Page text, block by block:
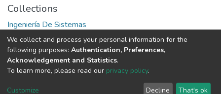
Collections
Ingeniería De Sistemas
Full item page
DSpace software copyright © 2002-2026
Cookie
End User
Send
We collect and process your personal information for the
following purposes: Authentication, Preferences,
Acknowledgement and Statistics.
To learn more, please read our privacy policy.
Customize Decline That's ok